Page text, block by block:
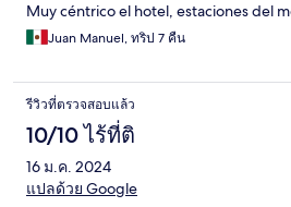
Muy céntrico el hotel, estaciones del
Juan Manuel, ทริป 7 คืน
รีวิวที่ตรวจสอบแล้ว
10/10 ไร้ที่ติ
16 ม.ค. 2024
แปลด้วย Google